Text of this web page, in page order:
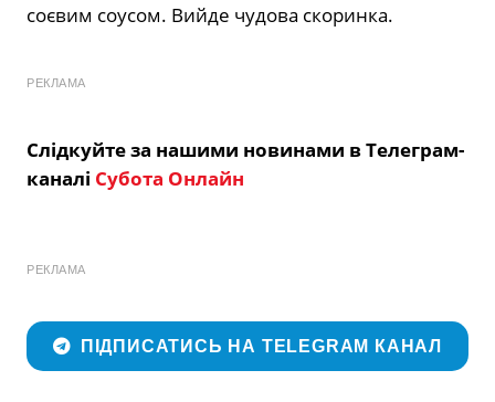
соєвим соусом. Вийде чудова скоринка.
РЕКЛАМА
Слідкуйте за нашими новинами в Телеграм-
каналі Субота Онлайн
РЕКЛАМА
ПІДПИСАТИСЬ НА TELEGRAM КАНАЛ